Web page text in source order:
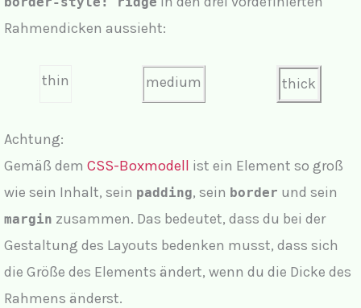
Rahmendicken aussieht:
thin medium thick
Achtung:
Gemäß dem CSS-Boxmodell ist ein Element so groß
wie sein Inhalt, sein padding, sein border und sein
margin zusammen. Das bedeutet, dass du bei der
Gestaltung des Layouts bedenken musst, dass sich
die Größe des Elements ändert, wenn du die Dicke des
Rahmens änderst.